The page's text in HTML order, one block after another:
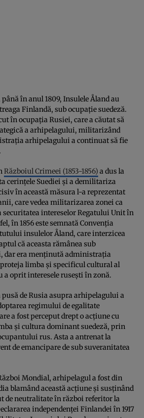
în anul 1809, Insulele Åland au
Finlandă, sub ocupaţie suedeză.
în ocupaţia Rusiei, care a căutat să
a arhipelagului, militarizând
arhipelagului a continuat să fie
Războiul Crimeei (1853-1856) a dus la
cerinţele Suediei şi a demilitariza
în această măsura l-a reprezentat
care vedea militarizarea zonei ca
intereselor Regatului Unit în
în 1856 este semnată Convenţia
insulelor Åland, care interzicea
că aceasta rămânea sub
dar era menţinută administraţia
limba şi specificul cultural al
a oprit interesele ruseşti în zonă.
pusă de Rusia asupra arhipelagului a
regimului de egalitate
a fost perceput drept o acţiune cu
şi cultura dominant suedeză, prin
rus. Asta a antrenat la
de emancipare de sub suveranitatea
Mondial, arhipelagul a fost din
blamând această acţiune şi susţinând
de neutralitate în război referitor la
independenţei Finlandei în 1917